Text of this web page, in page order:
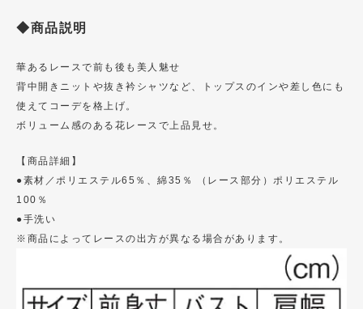
◆商品説明
華あるレースで前も後も美人魅せ
背中開きニットや抜き衿シャツなど、トップスのインや差し色にも
使えてコーデを格上げ。
ボリューム感のある花レースで上品見せ。
【商品詳細】
●素材／ポリエステル65％、綿35％ （レース部分）ポリエステル
100％
●手洗い
※商品によってレースの出方が異なる場合があります。